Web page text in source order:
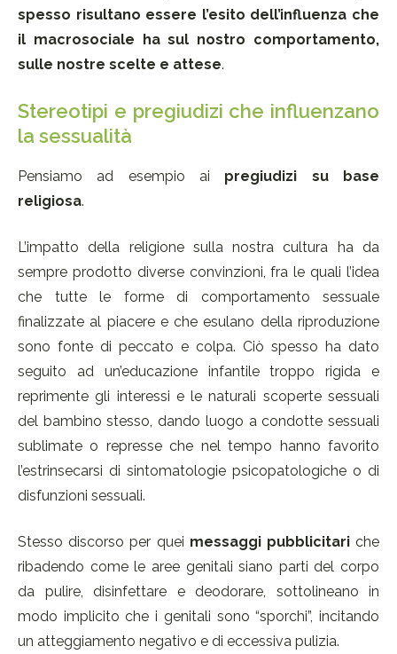
spesso risultano essere l’esito dell’influenza che
il macrosociale ha sul nostro comportamento,
sulle nostre scelte e attese.
Stereotipi e pregiudizi che influenzano
la sessualità
Pensiamo ad esempio ai pregiudizi su base
religiosa.
L’impatto della religione sulla nostra cultura ha da
sempre prodotto diverse convinzioni, fra le quali l’idea
che tutte le forme di comportamento sessuale
finalizzate al piacere e che esulano della riproduzione
sono fonte di peccato e colpa. Ciò spesso ha dato
seguito ad un’educazione infantile troppo rigida e
reprimente gli interessi e le naturali scoperte sessuali
del bambino stesso, dando luogo a condotte sessuali
sublimate o represse che nel tempo hanno favorito
l’estrinsecarsi di sintomatologie psicopatologiche o di
disfunzioni sessuali.
Stesso discorso per quei messaggi pubblicitariche
ribadendo come le aree genitali siano parti del corpo
da pulire, disinfettare e deodorare, sottolineano in
modo implicito che i genitali sono “sporchi”, incitando
un atteggiamento negativo e di eccessiva pulizia.